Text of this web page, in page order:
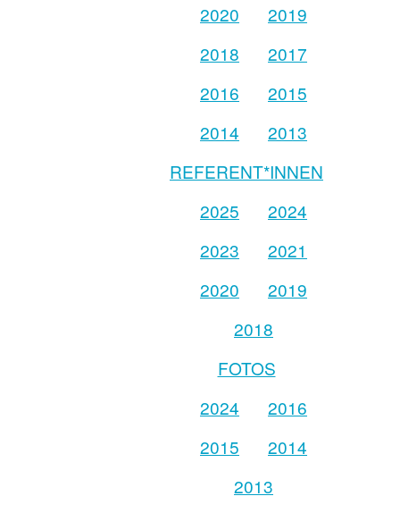
2020
2019
2018
2017
2016
2015
2014
2013
REFERENT*INNEN
2025
2024
2023
2021
2020
2019
2018
FOTOS
2024
2016
2015
2014
2013